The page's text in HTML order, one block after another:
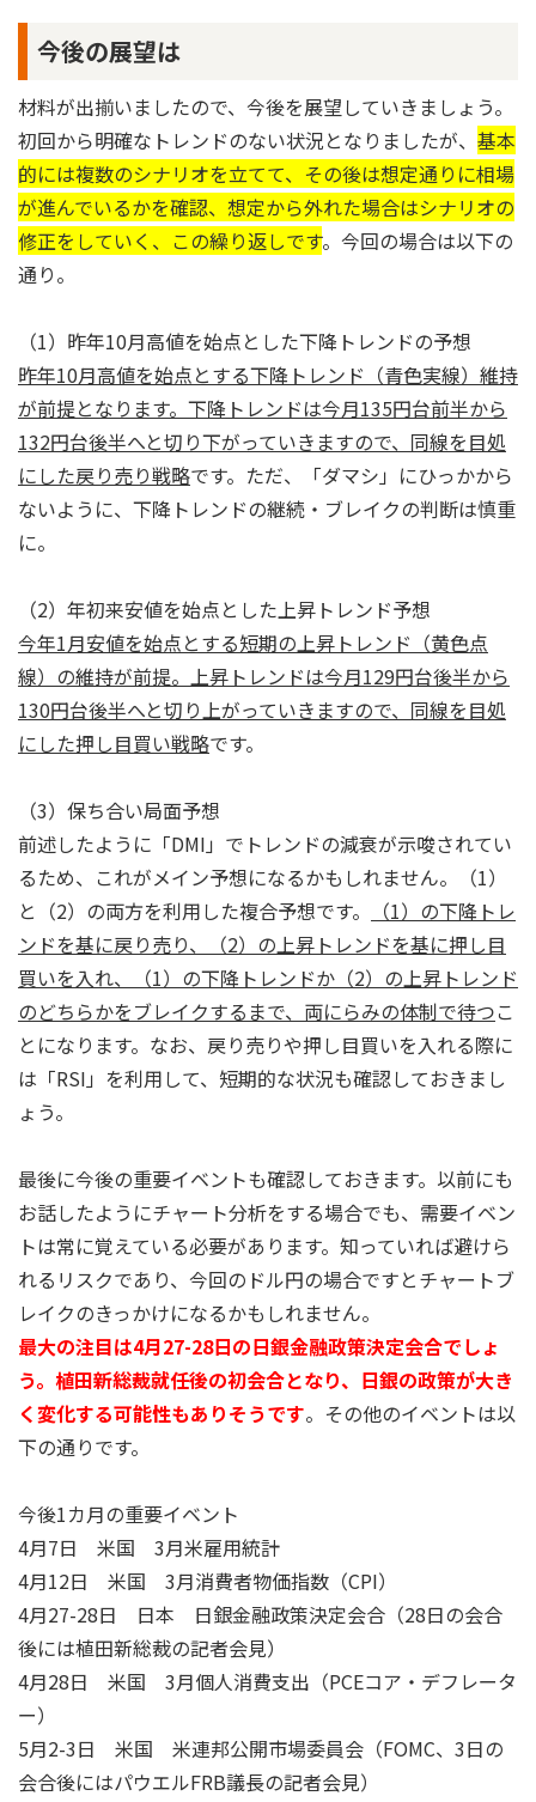
今後の展望は
材料が出揃いましたので、今後を展望していきましょう。
初回から明確なトレンドのない状況となりましたが、 基本
的には複数のシナリオを立てて、その後は想定通りに相場
が進んでいるかを確認、想定から外れた場合はシナリオの
修正をしていく、この繰り返しです。今回の場合は以下の
通り。
（1）昨年10月高値を始点とした下降トレンドの予想
昨年10月高値を始点とする下降トレンド（青色実線）維持
が前提となります。下降トレンドは今月135円台前半から
132円台後半へと切り下がっていきますので、同線を目処
にした戻り売り戦略です。ただ、「ダマシ」にひっかから
ないように、下降トレンドの継続・ブレイクの判断は慎重
に。
（2）年初来安値を始点とした上昇トレンド予想
今年1月安値を始点とする短期の上昇トレンド（黄色点
線）の維持が前提。上昇トレンドは今月129円台後半から
130円台後半へと切り上がっていきますので、同線を目処
にした押し目買い戦略です。
（3）保ち合い局面予想
前述したように「DMI」でトレンドの減衰が示唆されてい
るため、これがメイン予想になるかもしれません。（1）
と（2）の両方を利用した複合予想です。
（1）の下降トレ
ンドを基に戻り売り、（2）の上昇トレンドを基に押し目
買いを入れ、（1）の下降トレンドか（2）の上昇トレンド
のどちらかをブレイクするまで、両にらみの体制で待つこ
とになります。なお、戻り売りや押し目買いを入れる際に
は「RSI」を利用して、短期的な状況も確認しておきまし
ょう。
最後に今後の重要イベントも確認しておきます。以前にも
お話したようにチャート分析をする場合でも、需要イベン
トは常に覚えている必要があります。知っていれば避けら
れるリスクであり、今回のドル円の場合ですとチャートブ
レイクのきっかけになるかもしれません。
最大の注目は4月27-28日の日銀金融政策決定会合でしょ
う。植田新総裁就任後の初会合となり、日銀の政策が大き
く変化する可能性もありそうです。その他のイベントは以
下の通りです。
今後1カ月の重要イベント
4月7日 米国 3月米雇用統計
4月12日 米国 3月消費者物価指数（CPI）
4月27-28日 日本 日銀金融政策決定会合（28日の会合
後には植田新総裁の記者会見）
4月28日 米国 3月個人消費支出（PCEコア・デフレータ
ー）
5月2-3日 米国 米連邦公開市場委員会（FOMC、3日の
会合後にはパウエルFRB議長の記者会見）